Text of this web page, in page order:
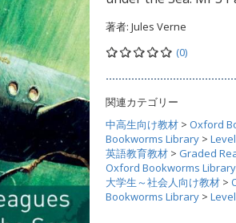
著者: Jules Verne
(0)
関連カテゴリー
中高生向け教材 > Oxford
Bookworms Library >
英語教育教材 > Graded
Oxford Bookworms Library
大学生～社会人向け教材 >
Bookworms Library >